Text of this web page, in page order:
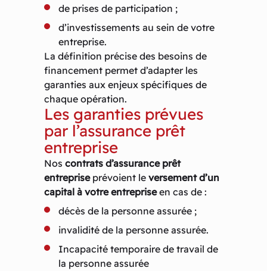
de prises de participation ;
d’investissements au sein de votre
entreprise.
La définition précise des besoins de
financement permet d’adapter les
garanties aux enjeux spécifiques de
chaque opération.
Les garanties prévues
par l’assurance prêt
entreprise
Nos contrats d’assurance prêt
entrepriseprévoient le versement d’un
capital à votre entrepriseen cas de :
décès de la personne assurée ;
invalidité de la personne assurée.
Incapacité temporaire de travail de
la personne assurée